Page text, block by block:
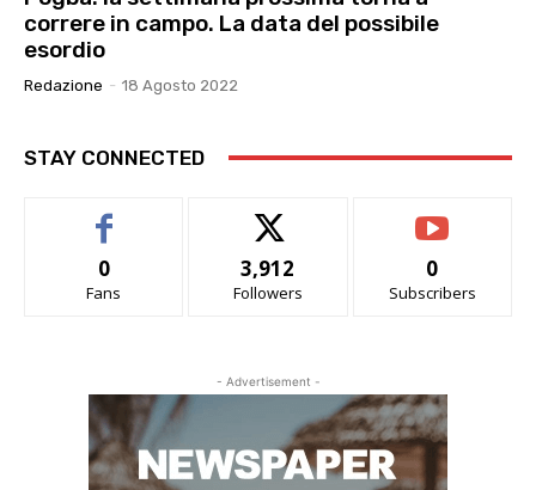
correre in campo. La data del possibile
esordio
Redazione - 18 Agosto 2022
STAY CONNECTED
0
Fans
3,912
Followers
0
Subscribers
- Advertisement -